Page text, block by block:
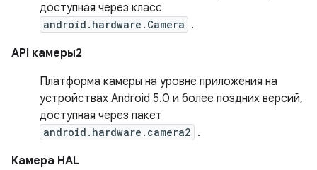
доступная через класс
android.hardware.Camera .
API камеры2
Платформа камеры на уровне приложения на
устройствах Android 5.0 и более поздних версий,
доступная через пакет
android.hardware.camera2 .
Камера HAL